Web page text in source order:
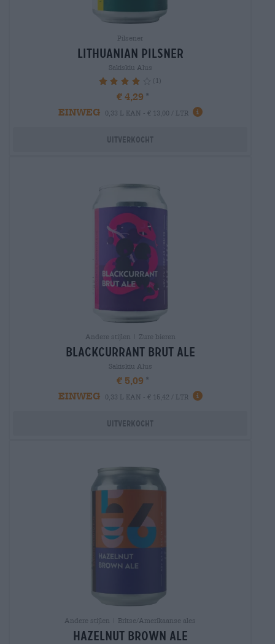
Pilsener
lithuanian pilsner
Sakiskiu Alus
80% (1)
€ 4,29
EINWEG
0,33 L KAN - € 13,00 / LTR
Uitverkocht
Andere stijlen | Zure bieren
blackcurrant brut ale
Sakiskiu Alus
€ 5,09
EINWEG
0,33 L KAN - € 15,42 / LTR
Uitverkocht
Andere stijlen | Britse/Amerikaanse ales
hazelnut brown ale